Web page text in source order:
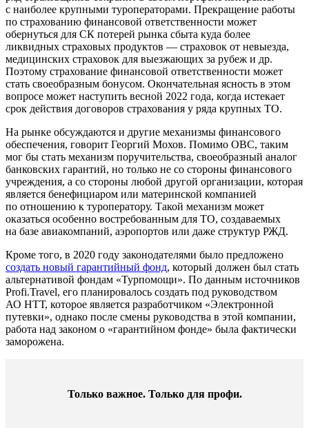
с наиболее крупными туроператорами. Прекращение работы
по страхованию финансовой ответственности может
обернуться для СК потерей рынка сбыта куда более
ликвидных страховых продуктов — страховок от невыезда,
медицинских страховок для выезжающих за рубеж и др.
Поэтому страхование финансовой ответственности может
стать своеобразным бонусом. Окончательная ясность в этом
вопросе может наступить весной 2022 года, когда истекает
срок действия договоров страхования у ряда крупных ТО.
На рынке обсуждаются и другие механизмы финансового
обеспечения, говорит Георгий Мохов. Помимо ОВС, таким
мог бы стать механизм поручительства, своеобразный аналог
банковских гарантий, но только не со стороны финансового
учреждения, а со стороны любой другой организации, которая
является бенефициаром или материнской компанией
по отношению к туроператору. Такой механизм может
оказаться особенно востребованным для ТО, создаваемых
на базе авиакомпаний, аэропортов или даже структур РЖД.
Кроме того, в 2020 году законодателями было предложено
создать новый гарантийный фонд, который должен был стать
альтернативой фондам «Турпомощи». По данным источников
Profi.Travel, его планировалось создать под руководством
АО НТТ, которое является разработчиком «Электронной
путевки», однако после смены руководства в этой компании,
работа над законом о «гарантийном фонде» была фактически
заморожена.
Только важное. Только для профи.​